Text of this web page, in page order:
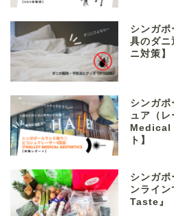
シンガポ
具のダニ
ニ対策】
シンガ
ュア（
Medical
ト】
シンガポ
ンライ
Taste』